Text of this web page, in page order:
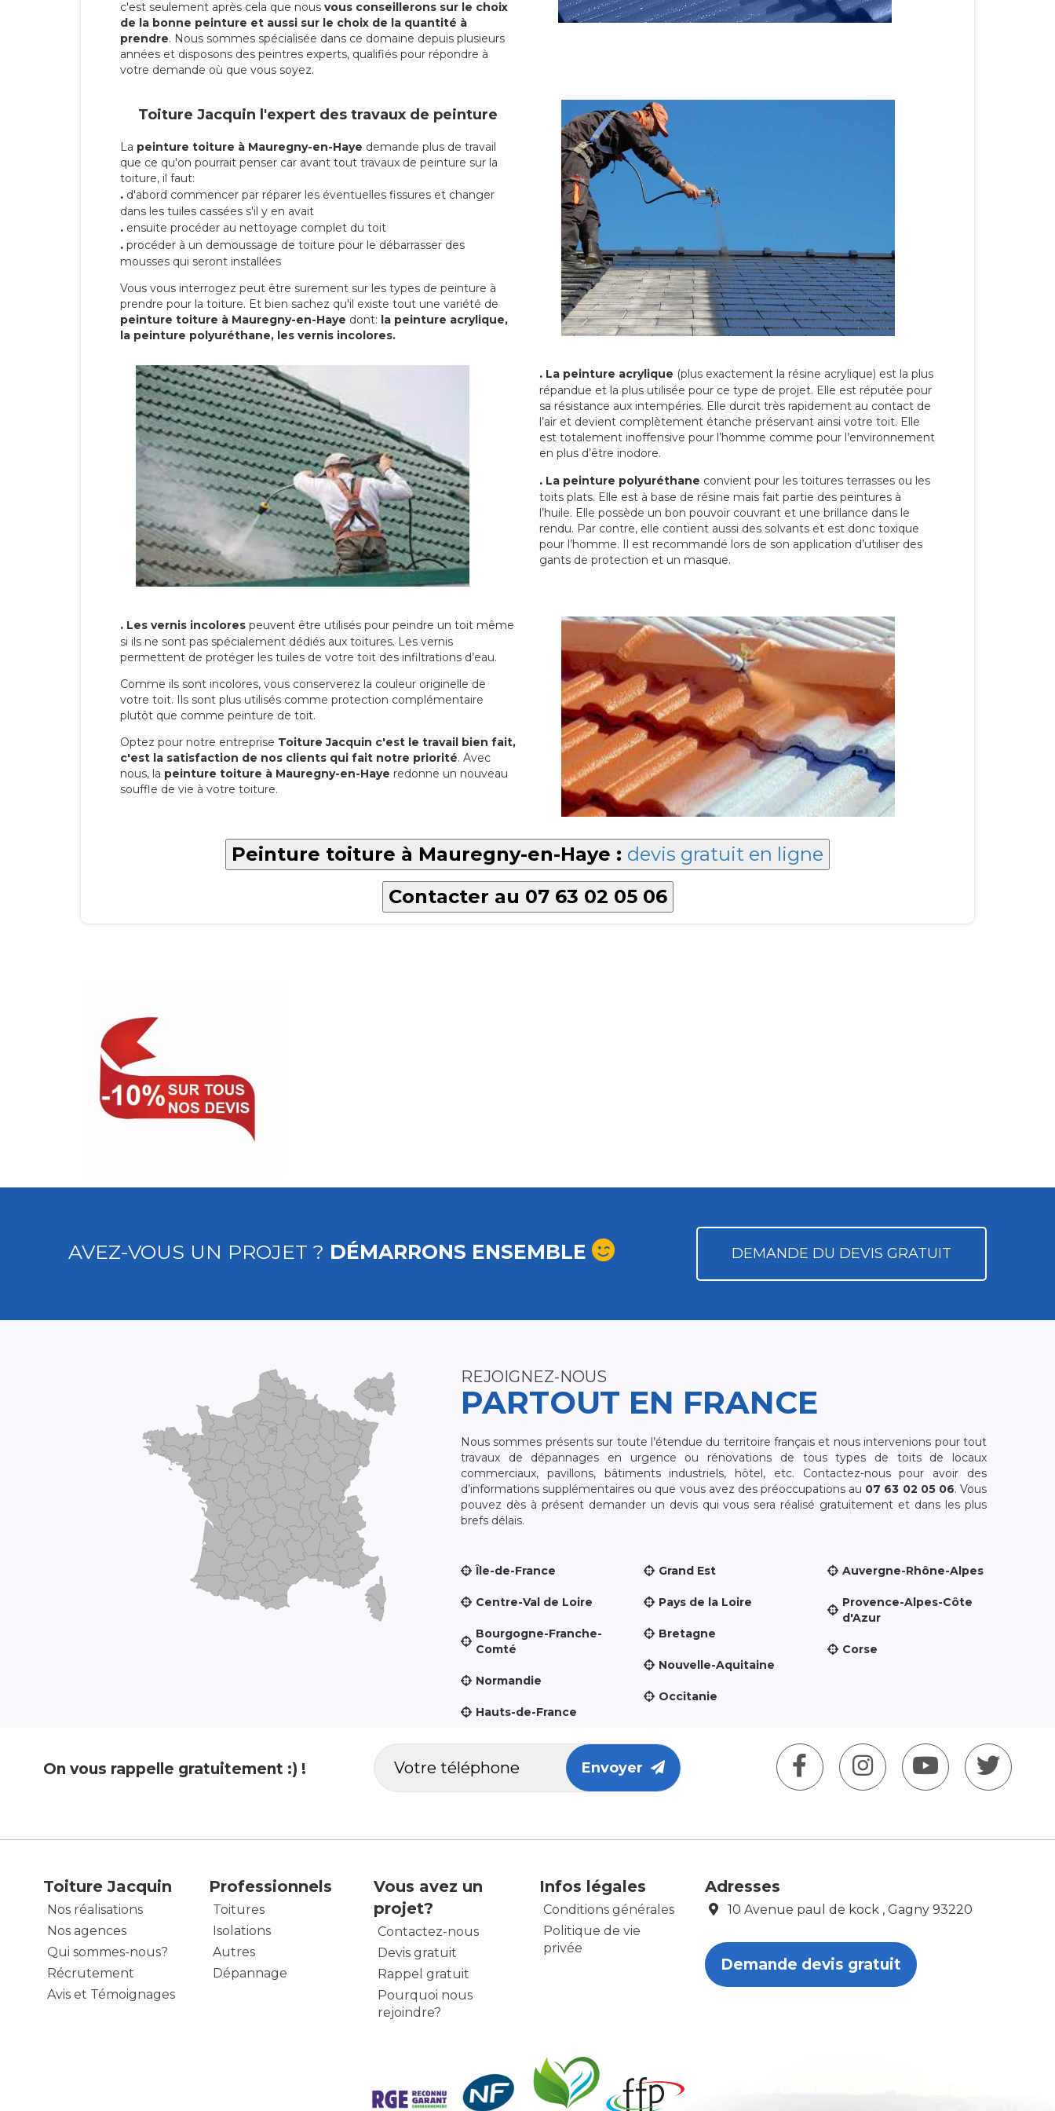
c'est seulement après cela que nous vous conseillerons sur le choix
de la bonne peinture et aussi sur le choix de la quantité à
prendre. Nous sommes spécialisée dans ce domaine depuis plusieurs
années et disposons des peintres experts, qualifiés pour répondre à
votre demande où que vous soyez.
Toiture Jacquin l'expert des travaux de peinture
La peinture toiture à Mauregny-en-Haye demande plus de travail
que ce qu'on pourrait penser car avant tout travaux de peinture sur la
toiture, il faut:
. d'abord commencer par réparer les éventuelles fissures et changer
dans les tuiles cassées s'il y en avait
. ensuite procéder au nettoyage complet du toit
. procéder à un demoussage de toiture pour le débarrasser des
mousses qui seront installées
Vous vous interrogez peut être surement sur les types de peinture à
prendre pour la toiture. Et bien sachez qu'il existe tout une variété de
peinture toiture à Mauregny-en-Haye dont: la peinture acrylique,
la peinture polyuréthane, les vernis incolores.
. La peinture acrylique (plus exactement la résine acrylique) est la plus
répandue et la plus utilisée pour ce type de projet. Elle est réputée pour
sa résistance aux intempéries. Elle durcit très rapidement au contact de
l’air et devient complètement étanche préservant ainsi votre toit. Elle
est totalement inoffensive pour l’homme comme pour l’environnement
en plus d’être inodore.
. La peinture polyuréthane convient pour les toitures terrasses ou les
toits plats. Elle est à base de résine mais fait partie des peintures à
l’huile. Elle possède un bon pouvoir couvrant et une brillance dans le
rendu. Par contre, elle contient aussi des solvants et est donc toxique
pour l’homme. Il est recommandé lors de son application d’utiliser des
gants de protection et un masque.
. Les vernis incolores peuvent être utilisés pour peindre un toit même
si ils ne sont pas spécialement dédiés aux toitures. Les vernis
permettent de protéger les tuiles de votre toit des infiltrations d’eau.
Comme ils sont incolores, vous conserverez la couleur originelle de
votre toit. Ils sont plus utilisés comme protection complémentaire
plutôt que comme peinture de toit.
Optez pour notre entreprise Toiture Jacquin c'est le travail bien fait,
c'est la satisfaction de nos clients qui fait notre priorité. Avec
nous, la peinture toiture à Mauregny-en-Haye redonne un nouveau
souffle de vie à votre toiture.
Peinture toiture à Mauregny-en-Haye : devis gratuit en ligne
Contacter au 07 63 02 05 06
AVEZ-VOUS UN PROJET ? DÉMARRONS ENSEMBLE DEMANDE DU DEVIS GRATUIT
REJOIGNEZ-NOUS
PARTOUT EN FRANCE
Nous sommes présents sur toute l’étendue du territoire français et nous intervenions pour tout
travaux de dépannages en urgence ou rénovations de tous types de toits de locaux
commerciaux, pavillons, bâtiments industriels, hôtel, etc. Contactez-nous pour avoir des
d’informations supplémentaires ou que vous avez des préoccupations au 07 63 02 05 06. Vous
pouvez dès à présent demander un devis qui vous sera réalisé gratuitement et dans les plus
brefs délais.
Île-de-France
Centre-Val de Loire
Bourgogne-Franche-
Comté
Normandie
Hauts-de-France
Grand Est
Pays de la Loire
Bretagne
Nouvelle-Aquitaine
Occitanie
Auvergne-Rhône-Alpes
Provence-Alpes-Côte
d'Azur
Corse
On vous rappelle gratuitement :) ! Envoyer
Toiture Jacquin
Nos réalisations
Nos agences
Qui sommes-nous?
Récrutement
Avis et Témoignages
Professionnels
Toitures
Isolations
Autres
Dépannage
Vous avez un
projet?
Contactez-nous
Devis gratuit
Rappel gratuit
Pourquoi nous
rejoindre?
Infos légales
Conditions générales
Politique de vie
privée
Adresses
10 Avenue paul de kock , Gagny 93220
Demande devis gratuit